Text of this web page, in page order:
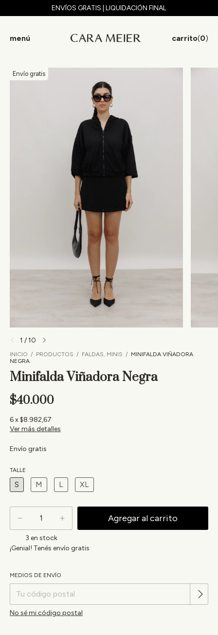
ENVÍOS GRATIS | LIQUIDACIÓN FINAL
menú carrito(0)
Envío gratis
1 /10
INICIO / PRODUCTOS / FALDAS, MINIS / MINIFALDA VIÑADORA
NEGRA
Minifalda Viñadora Negra
$40.000
6x$8.982,67
Ver más detalles
Envío gratis
TALLE
S M L XL
3 en stock
¡Genial! Tenés envío gratis
Entregas para el CP:
MEDIOS DE ENVÍO
No sé mi código postal